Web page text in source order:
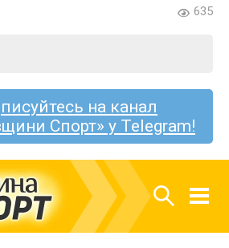
635
на канал
Спорт» у Telegram!